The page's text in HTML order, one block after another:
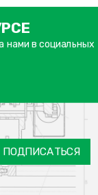
нами в социальных
ПОДПИСАТЬСЯ